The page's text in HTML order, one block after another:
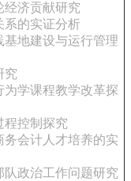
经济贡献研究
系的实证分析
基地建设与运行管理
究
学课程教学改革探
程控制探究
会计人才培养的实
政治工作问题研究